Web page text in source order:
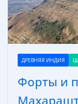
ДРЕВНЯЯ ИНДИЯ
Форты и